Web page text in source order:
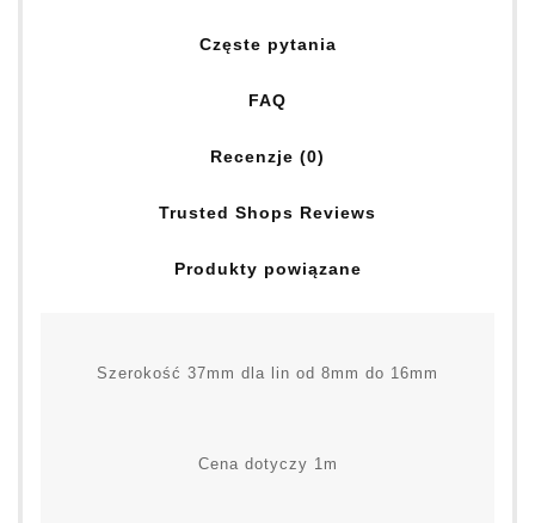
Częste pytania
FAQ
Recenzje (0)
Trusted Shops Reviews
Produkty powiązane
Szerokość 37mm dla lin od 8mm do 16mm
Cena dotyczy 1m